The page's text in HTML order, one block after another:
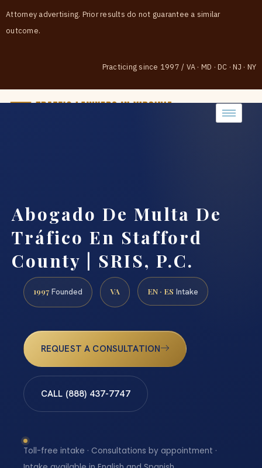
Attorney advertising. Prior results do not guarantee a similar
outcome.
Practicing since 1997 / VA · MD · DC · NJ · NY
Abogado De Multa De
Tráfico En Stafford
County | SRIS, P.C.
1997 Founded VA EN · ES Intake
REQUEST A CONSULTATION
CALL (888) 437-7747
Toll-free intake · Consultations by appointment ·